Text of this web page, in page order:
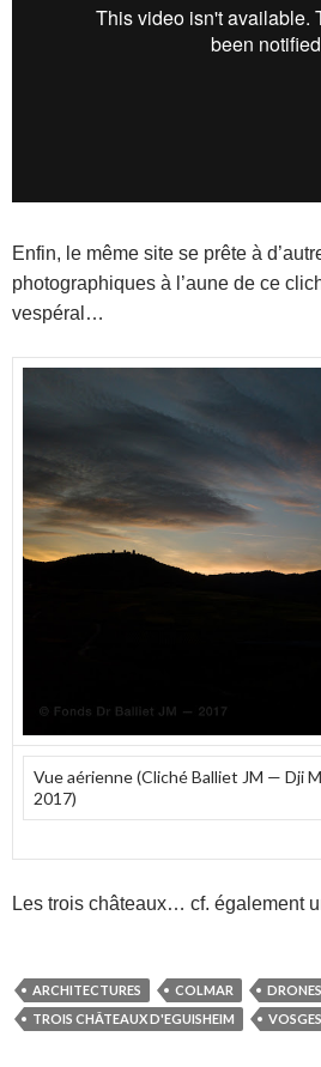
Enfin, le même site se prête à
photographiques à l’aune de ce
vespéral…
Vue aérienne (Cliché Balliet JM — Dji
2017)
Les trois châteaux… cf. également
ARCHITECTURES COLMAR DRONES
TROIS CHÂTEAUX D'EGUISHEIM
VOSGES